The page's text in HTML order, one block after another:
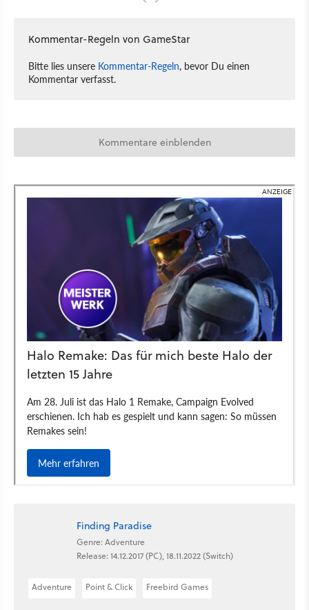
Kommentar-Regeln von GameStar
Bitte lies unsere Kommentar-Regeln, bevor Du einen
Kommentar verfasst.
Kommentare einblenden
Finding Paradise
Genre: Adventure
Release: 14.12.2017 (PC), 18.11.2022 (Switch)
Adventure Point & Click Freebird Games